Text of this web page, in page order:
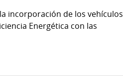
incorporación de los vehículos
Energética con las